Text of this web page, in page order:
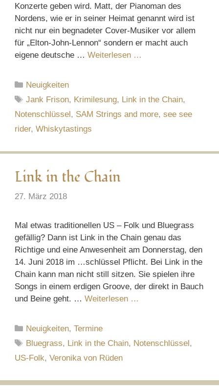
Konzerte geben wird. Matt, der Pianoman des
Nordens, wie er in seiner Heimat genannt wird ist
nicht nur ein begnadeter Cover-Musiker vor allem
für „Elton-John-Lennon“ sondern er macht auch
eigene deutsche … Weiterlesen …
Kategorien
Neuigkeiten
Schlagwörter
Jank Frison, Krimilesung, Link in the Chain,
Notenschlüssel, SAM Strings and more, see see
rider, Whiskytastings
Link in the Chain
27. März 2018
Mal etwas traditionellen US – Folk und Bluegrass
gefällig? Dann ist Link in the Chain genau das
Richtige und eine Anwesenheit am Donnerstag, den
14. Juni 2018 im …schlüssel Pflicht. Bei Link in the
Chain kann man nicht still sitzen. Sie spielen ihre
Songs in einem erdigen Groove, der direkt in Bauch
und Beine geht. … Weiterlesen …
Kategorien
Neuigkeiten,Termine
Schlagwörter
Bluegrass, Link in the Chain, Notenschlüssel,
US-Folk, Veronika von Rüden